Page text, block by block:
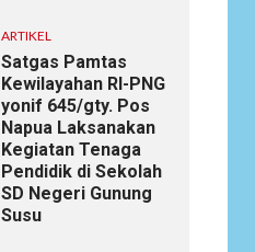
ARTIKEL
Satgas Pamtas
Kewilayahan RI-PNG
yonif 645/gty. Pos
Napua Laksanakan
Kegiatan Tenaga
Pendidik di Sekolah
SD Negeri Gunung
Susu